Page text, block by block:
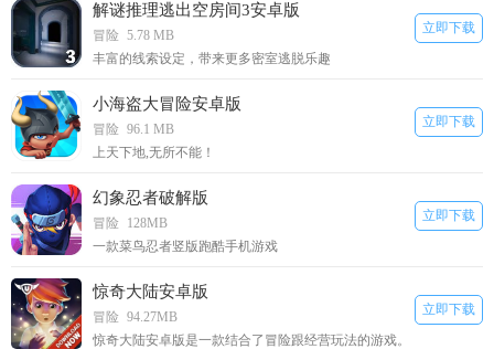
解谜推理逃出空房间3安卓版
冒险 5.78 MB
丰富的线索设定，带来更多密室逃脱乐趣
立即下载
小海盗大冒险安卓版
冒险 96.1 MB
上天下地,无所不能！
立即下载
幻象忍者破解版
冒险
128MB
一款菜鸟忍者竖版跑酷手机游戏
立即下载
惊奇大陆安卓版
冒险 94.27MB
惊奇大陆安卓版是一款结合了冒险跟经营玩法的游戏。
立即下载